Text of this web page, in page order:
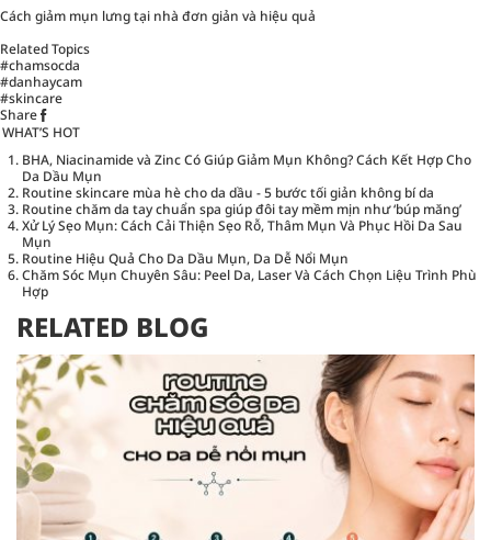
Cách giảm mụn lưng tại nhà đơn giản và hiệu quả
Related Topics
#chamsocda
#danhaycam
#skincare
Share
WHAT’S HOT
BHA, Niacinamide và Zinc Có Giúp Giảm Mụn Không? Cách Kết Hợp Cho
Da Dầu Mụn
Routine skincare mùa hè cho da dầu - 5 bước tối giản không bí da
Routine chăm da tay chuẩn spa giúp đôi tay mềm mịn như ‘búp măng’
Xử Lý Sẹo Mụn: Cách Cải Thiện Sẹo Rỗ, Thâm Mụn Và Phục Hồi Da Sau
Mụn
Routine Hiệu Quả Cho Da Dầu Mụn, Da Dễ Nổi Mụn
Chăm Sóc Mụn Chuyên Sâu: Peel Da, Laser Và Cách Chọn Liệu Trình Phù
Hợp
RELATED BLOG